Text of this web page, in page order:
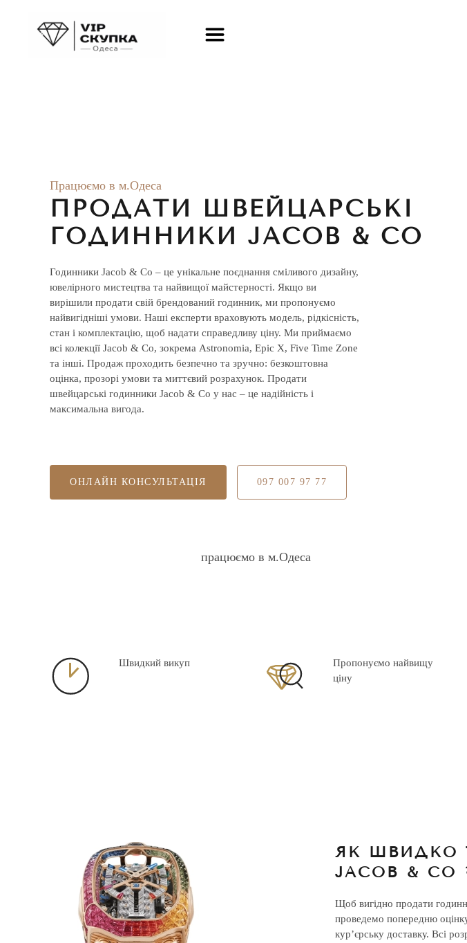
Skip to main content
Працюємо в м.Одеса
ПРОДАТИ ШВЕЙЦАРСЬКІ
ГОДИННИКИ JACOB & CO
Годинники Jacob & Co – це унікальне поєднання сміливого дизайну,
ювелірного мистецтва та найвищої майстерності. Якщо ви
вирішили продати свій брендований годинник, ми пропонуємо
найвигідніші умови. Наші експерти враховують модель, рідкісність,
стан і комплектацію, щоб надати справедливу ціну. Ми приймаємо
всі колекції Jacob & Co, зокрема Astronomia, Epic X, Five Time Zone
та інші. Продаж проходить безпечно та зручно: безкоштовна
оцінка, прозорі умови та миттєвий розрахунок. Продати
швейцарські годинники Jacob & Co у нас – це надійність і
максимальна вигода.
ОНЛАЙН КОНСУЛЬТАЦІЯ 097 007 97 77
працюємо в м.Одеса
Швидкий викуп
Пропонуємо найвищу
ціну
ЯК ШВИДКО
JACOB & CO
Щоб вигідно продати
проведемо попередню
кур’єрську доставку. Всі